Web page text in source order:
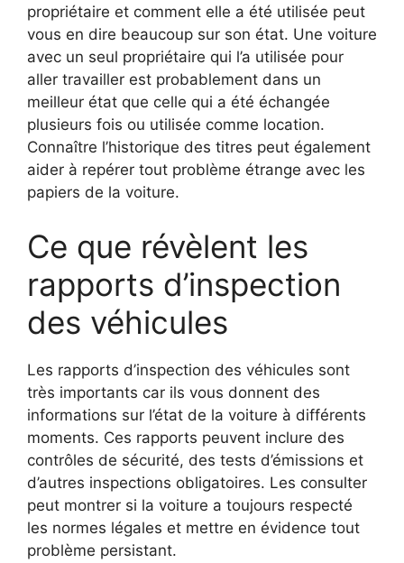
propriétaire et comment elle a été utilisée peut
vous en dire beaucoup sur son état. Une voiture
avec un seul propriétaire qui l’a utilisée pour
aller travailler est probablement dans un
meilleur état que celle qui a été échangée
plusieurs fois ou utilisée comme location.
Connaître l’historique des titres peut également
aider à repérer tout problème étrange avec les
papiers de la voiture.
Ce que révèlent les
rapports d’inspection
des véhicules
Les rapports d’inspection des véhicules sont
très importants car ils vous donnent des
informations sur l’état de la voiture à différents
moments. Ces rapports peuvent inclure des
contrôles de sécurité, des tests d’émissions et
d’autres inspections obligatoires. Les consulter
peut montrer si la voiture a toujours respecté
les normes légales et mettre en évidence tout
problème persistant.